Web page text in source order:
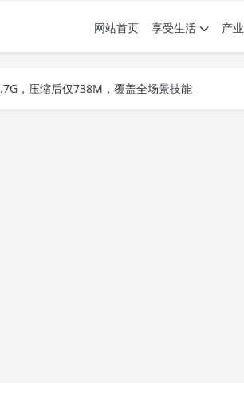
网站首页 享受生活 产业
，压缩后仅738M，覆盖全场景技能
＋49个展园即将亮相！
＋49个展园即将亮相！